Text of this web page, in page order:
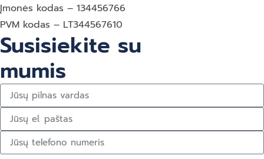
Įmonės kodas – 134456766
PVM kodas – LT344567610
Susisiekite su
mumis